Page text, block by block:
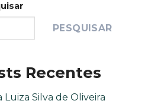
PESQUISAR
Recentes
Luiza Silva de Oliveira